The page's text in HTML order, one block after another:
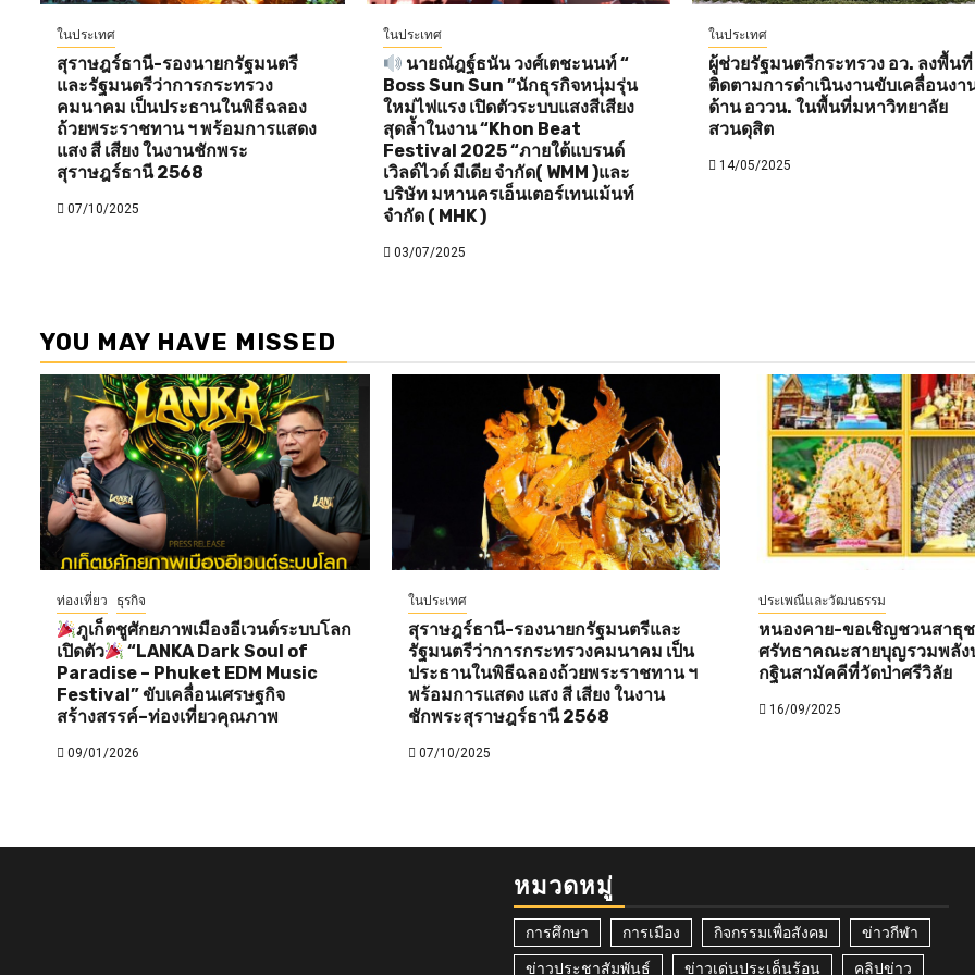
ในประเทศ
สุราษฎร์ธานี-รองนายกรัฐมนตรี
และรัฐมนตรีว่าการกระทรวง
คมนาคม เป็นประธานในพิธีฉลอง
ถ้วยพระราชทาน ฯ พร้อมการแสดง
แสง สี เสียง ในงานชักพระ
สุราษฎร์ธานี 2568
07/10/2025
ในประเทศ
นายณัฎฐ์ธนัน วงศ์เตชะนนท์ “
Boss Sun Sun ”นักธุรกิจหนุ่มรุ่น
ใหม่ไฟแรง เปิดตัวระบบแสงสีเสียง
สุดล้ำในงาน “Khon Beat
Festival 2025 “ภายใต้แบรนด์
เวิลด์ไวด์ มีเดีย จำกัด( WMM )และ
บริษัท มหานครเอ็นเตอร์เทนเม้นท์
จำกัด ( MHK )
03/07/2025
ในประเทศ
ผู้ช่วยรัฐมนตรีกระทรวง อว. ลงพื้นที่
ติดตามการดำเนินงานขับเคลื่อนงา
ด้าน อววน. ในพื้นที่มหาวิทยาลัย
สวนดุสิต
14/05/2025
YOU MAY HAVE MISSED
ท่องเที่ยว ธุรกิจ
ภูเก็ตชูศักยภาพเมืองอีเวนต์ระบบโลก
เปิดตัว
“LANKA Dark Soul of
Paradise – Phuket EDM Music
Festival” ขับเคลื่อนเศรษฐกิจ
สร้างสรรค์–ท่องเที่ยวคุณภาพ
09/01/2026
ในประเทศ
สุราษฎร์ธานี-รองนายกรัฐมนตรีและ
รัฐมนตรีว่าการกระทรวงคมนาคม เป็น
ประธานในพิธีฉลองถ้วยพระราชทาน ฯ
พร้อมการแสดง แสง สี เสียง ในงาน
ชักพระสุราษฎร์ธานี 2568
07/10/2025
ประเพณีและวัฒนธรรม
หนองคาย-ขอเชิญชวนสาธุ
ศรัทธาคณะสายบุญรวมพลั
กฐินสามัคคีที่วัดป่าศรีวิลัย
16/09/2025
หมวดหมู่
การศึกษา การเมือง กิจกรรมเพื่อสังคม ข่าวกีฬา
ข่าวประชาสัมพันธ์ ข่าวเด่นประเด็นร้อน คลิปข่าว